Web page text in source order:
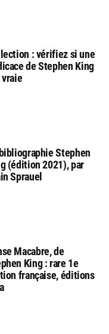
: vérifiez si une
de Stephen King
Stephen
(édition 2021), par
Sprauel
Macabre, de
King : rare 1e
française, éditions